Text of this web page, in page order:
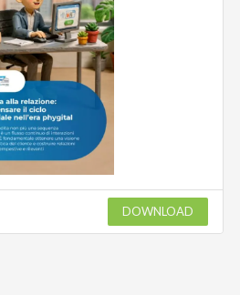
DOWNLOAD